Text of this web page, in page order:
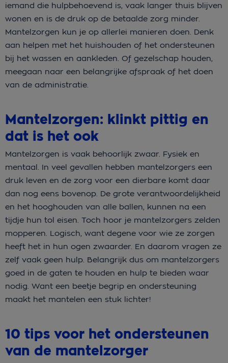
iemand die hulpbehoevend is, vaak langer thuis blijven
wonen en is de druk op de betaalde zorg minder.
Mantelzorgen kun je op allerlei manieren doen. Denk
aan helpen met het huishouden of het ondersteunen
bij het wassen en aankleden. Of gezelschap houden,
meegaan naar een belangrijke afspraak of het doen
van de administratie.
Mantelzorgen: klinkt pittig en
dat is het ook
Mantelzorgen is vaak behoorlijk zwaar. Fysiek en
mentaal. In veel gevallen hebben mantelzorgers een
druk leven en de zorg voor een dierbare komt daar
dan nog eens bovenop. De grote verantwoordelijkheid
en het hooghouden van alle ballen, kunnen na een
tijdje hun tol eisen. Toch hoor je mantelzorgers zelden
mopperen. Logisch, want degene voor wie ze zorgen
heeft het in hun ogen zwaarder. En daarom vragen ze
zelf vaak geen hulp. Belangrijk dus om mantelzorgers
goed in de gaten te houden en hulp te bieden waar
nodig. Want een beetje begrip en ondersteuning
maakt het mantelen een stuk lichter!
10 tips voor het ondersteunen
van de mantelzorger